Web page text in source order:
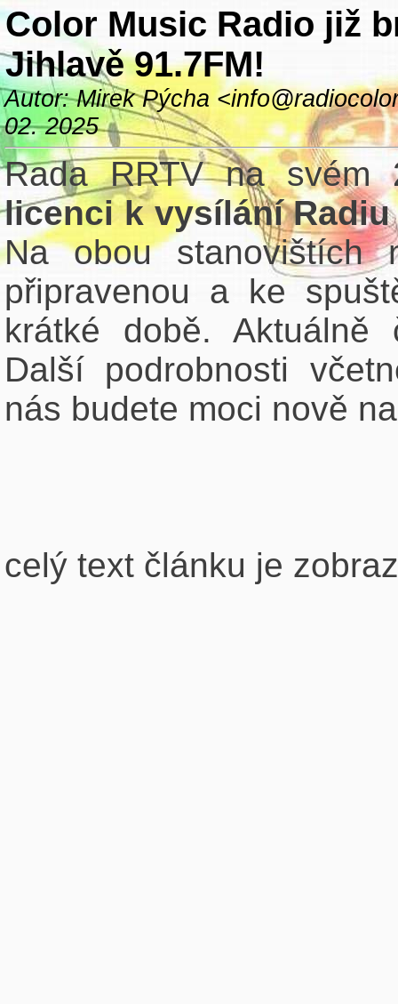
Color Music Radio již
Jihlavě 91.7FM!
Autor: Mirek Pýcha
02. 2025
Rada RRTV na svém
licenci k vysílání Radiu
Na obou stanovištích
připravenou a ke
krátké době. Aktuálně
Další podrobnosti
nás budete moci nově
celý text článku je